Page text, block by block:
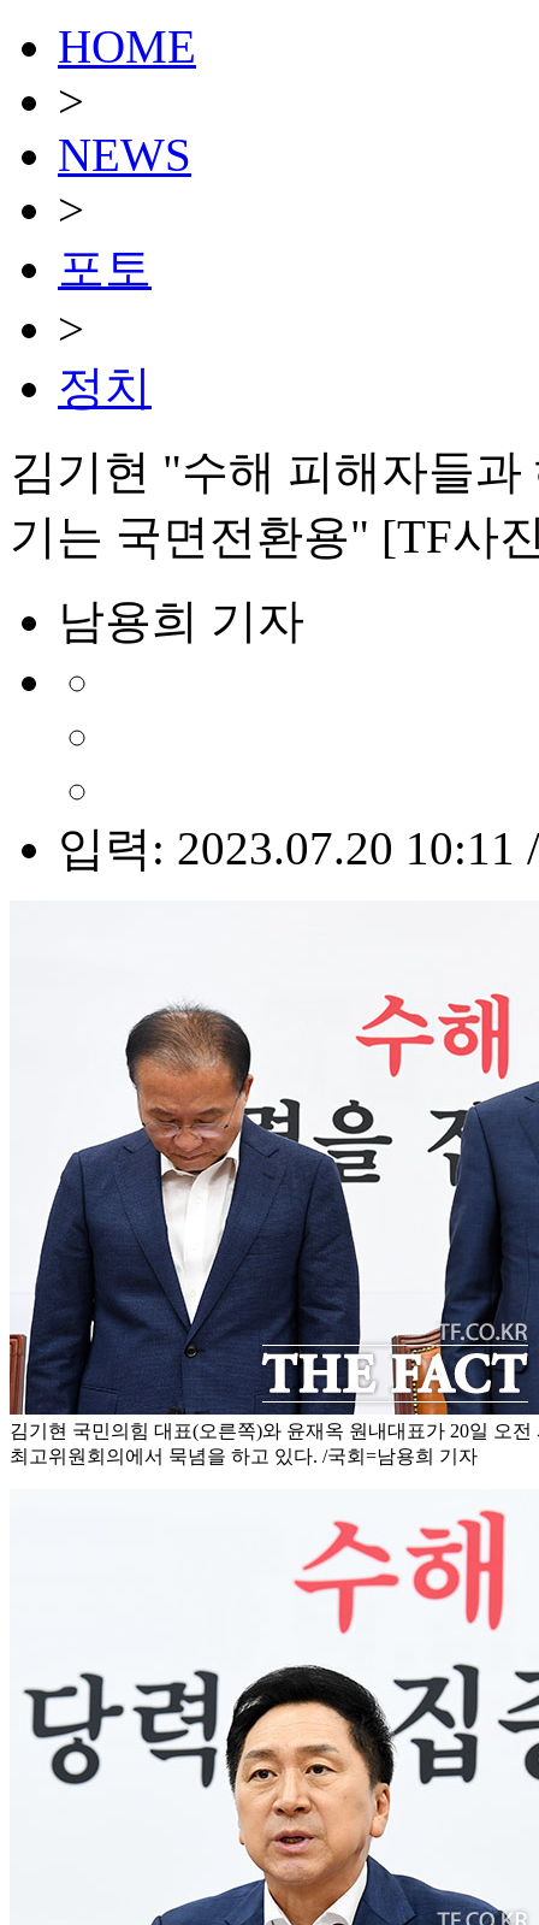
HOME
>
NEWS
>
포토
>
정치
김기현 "수해 피해자들
기는 국면전환용" [TF사
남용희 기자
입력: 2023.07.20 10:11
김기현 국민의힘 대표(오른쪽)와 윤재옥 원내대표가 20일 오
최고위원회의에서 묵념을 하고 있다. /국회=남용희 기자